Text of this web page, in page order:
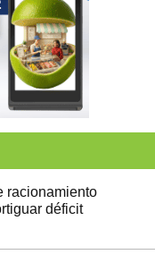
racionamiento
déficit